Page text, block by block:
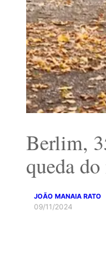
Berlim,
queda
JOÃO MANAIA RATO
09/11/2024